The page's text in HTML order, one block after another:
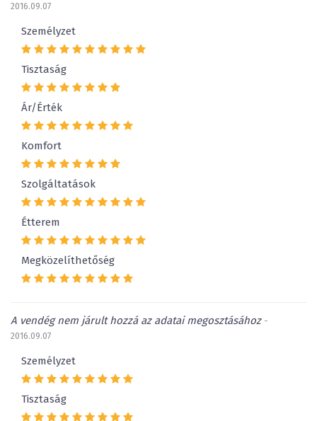
2016.09.07
Személyzet
Tisztaság
Ár/Érték
Komfort
Szolgáltatások
Étterem
Megközelíthetőség
A vendég nem járult hozzá az adatai megosztásához -
2016.09.07
Személyzet
Tisztaság